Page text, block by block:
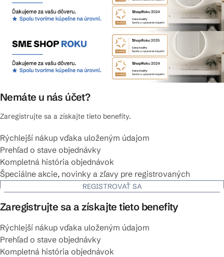
Nemáte u nás účet?
Zaregistrujte sa a získajte tieto benefity.
Rýchlejší nákup vďaka uloženým údajom
Prehľad o stave objednávky
Kompletná história objednávok
Špeciálne akcie, novinky a zľavy pre registrovaných
REGISTROVAŤ SA
Zaregistrujte sa a získajte tieto benefity
Rýchlejší nákup vďaka uloženým údajom
Prehľad o stave objednávky
Kompletná história objednávok